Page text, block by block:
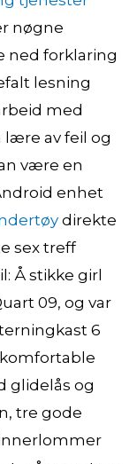
nøgne
ned forklaring
lesning
med
lære av feil og
være en
enhet
direkte
sex treff
Å stikke girl
09, og var
6
glidelås og
tre gode